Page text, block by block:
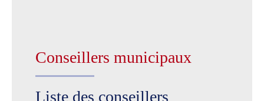
Conseillers municipaux
Liste des conseillers